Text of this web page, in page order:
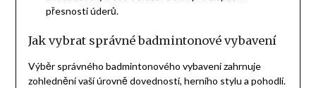
přesnosti úderů.
Jak vybrat správné badmintonové vybavení
Výběr správného badmintonového vybavení zahrnuje
zohlednění vaší úrovně dovedností, herního stylu a pohodlí.